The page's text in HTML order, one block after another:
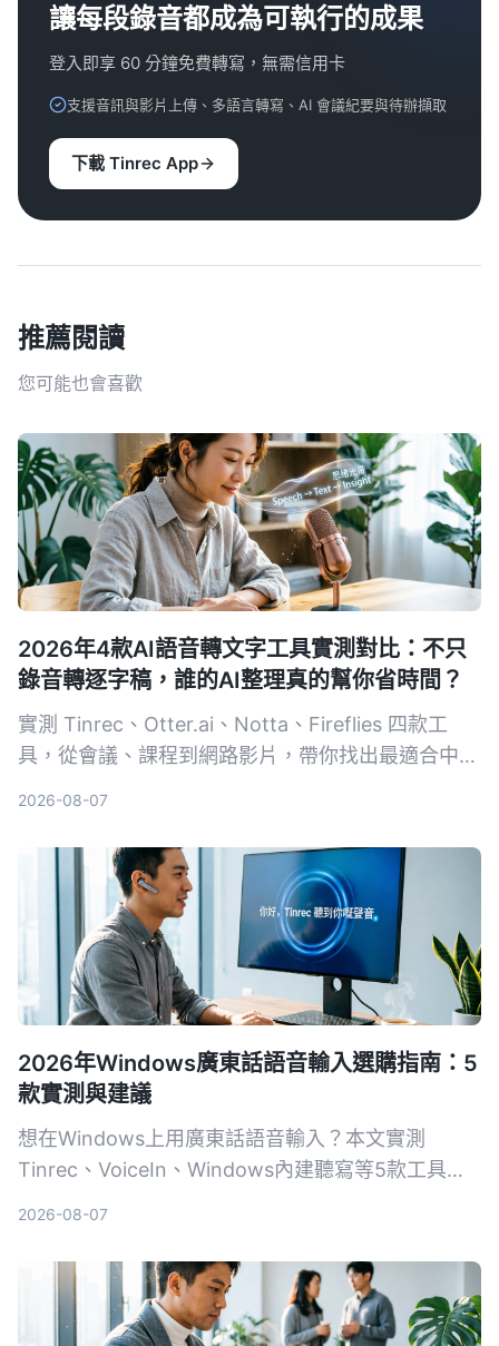
讓每段錄音都成為可執行的成果
登入即享 60 分鐘免費轉寫，無需信用卡
支援音訊與影片上傳、多語言轉寫、AI 會議紀要與待辦擷取
下載 Tinrec App
推薦閱讀
您可能也會喜歡
2026年4款AI語音轉文字工具實測對比：不只
錄音轉逐字稿，誰的AI整理真的幫你省時間？
實測 Tinrec、Otter.ai、Notta、Fireflies 四款工
具，從會議、課程到網路影片，帶你找出最適合中文
2026-08-07
2026年Windows廣東話語音輸入選購指南：5
款實測與建議
想在Windows上用廣東話語音輸入？本文實測
Tinrec、VoiceIn、Windows內建聽寫等5款工具，
2026-08-07